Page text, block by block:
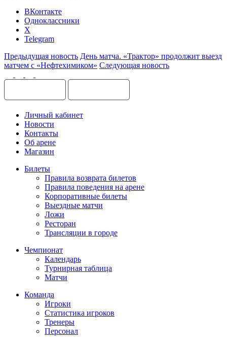
ВКонтакте
Одноклассники
X
Telegram
Предыдущая новость День матча. «Трактор» продолжит выезд
матчем с «Нефтехимиком» Следующая новость
Личный кабинет
Новости
Контакты
Об арене
Магазин
Билеты
Правила возврата билетов
Правила поведения на арене
Корпоративные билеты
Выездные матчи
Ложи
Ресторан
Трансляции в городе
Чемпионат
Календарь
Турнирная таблица
Матчи
Команда
Игроки
Статистика игроков
Тренеры
Персонал